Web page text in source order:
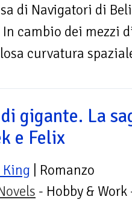
di Navigatori di
cambio dei mezzi
curvatura
gigante. La
e Felix
| Romanzo
- Hobby & Work